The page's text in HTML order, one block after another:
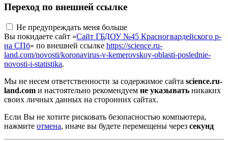
Переход по внешней ссылке
Не предупреждать меня больше
Вы покидаете сайт «Сайт ГБДОУ №45 Красногвардейского р-
на СПб» по внешней ссылке https://science.ru-
land.com/novosti/koronavirus-v-kemerovskoy-oblasti-poslednie-
novosti-i-statistika.
Мы не несем ответственности за содержимое сайта science.ru-
land.com и настоятельно рекомендуем не указывать никаких
своих личных данных на сторонних сайтах.
Если Вы не хотите рисковать безопасностью компьютера,
нажмите отмена, иначе вы будете перемещены через секунд